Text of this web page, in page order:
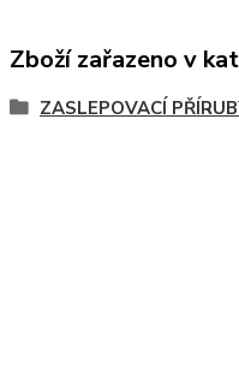
Zboží zařazeno v
ZASLEPOVACÍ